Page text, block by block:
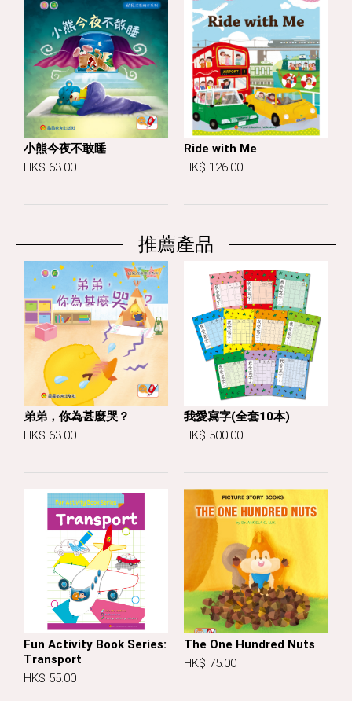
小熊今夜不敢睡
HK$ 63.00
Ride with Me
HK$ 126.00
推薦產品
弟弟，你為甚麼哭？
HK$ 63.00
我愛寫字(全套10本)
HK$ 500.00
Fun Activity Book Series:
Transport
HK$ 55.00
The One Hundred Nuts
HK$ 75.00